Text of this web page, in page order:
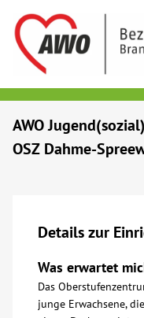
Senioren
Begegnung
AWO
OSZ Dahme-
Details zur
Was erwartet
Das
junge Erwachsene,